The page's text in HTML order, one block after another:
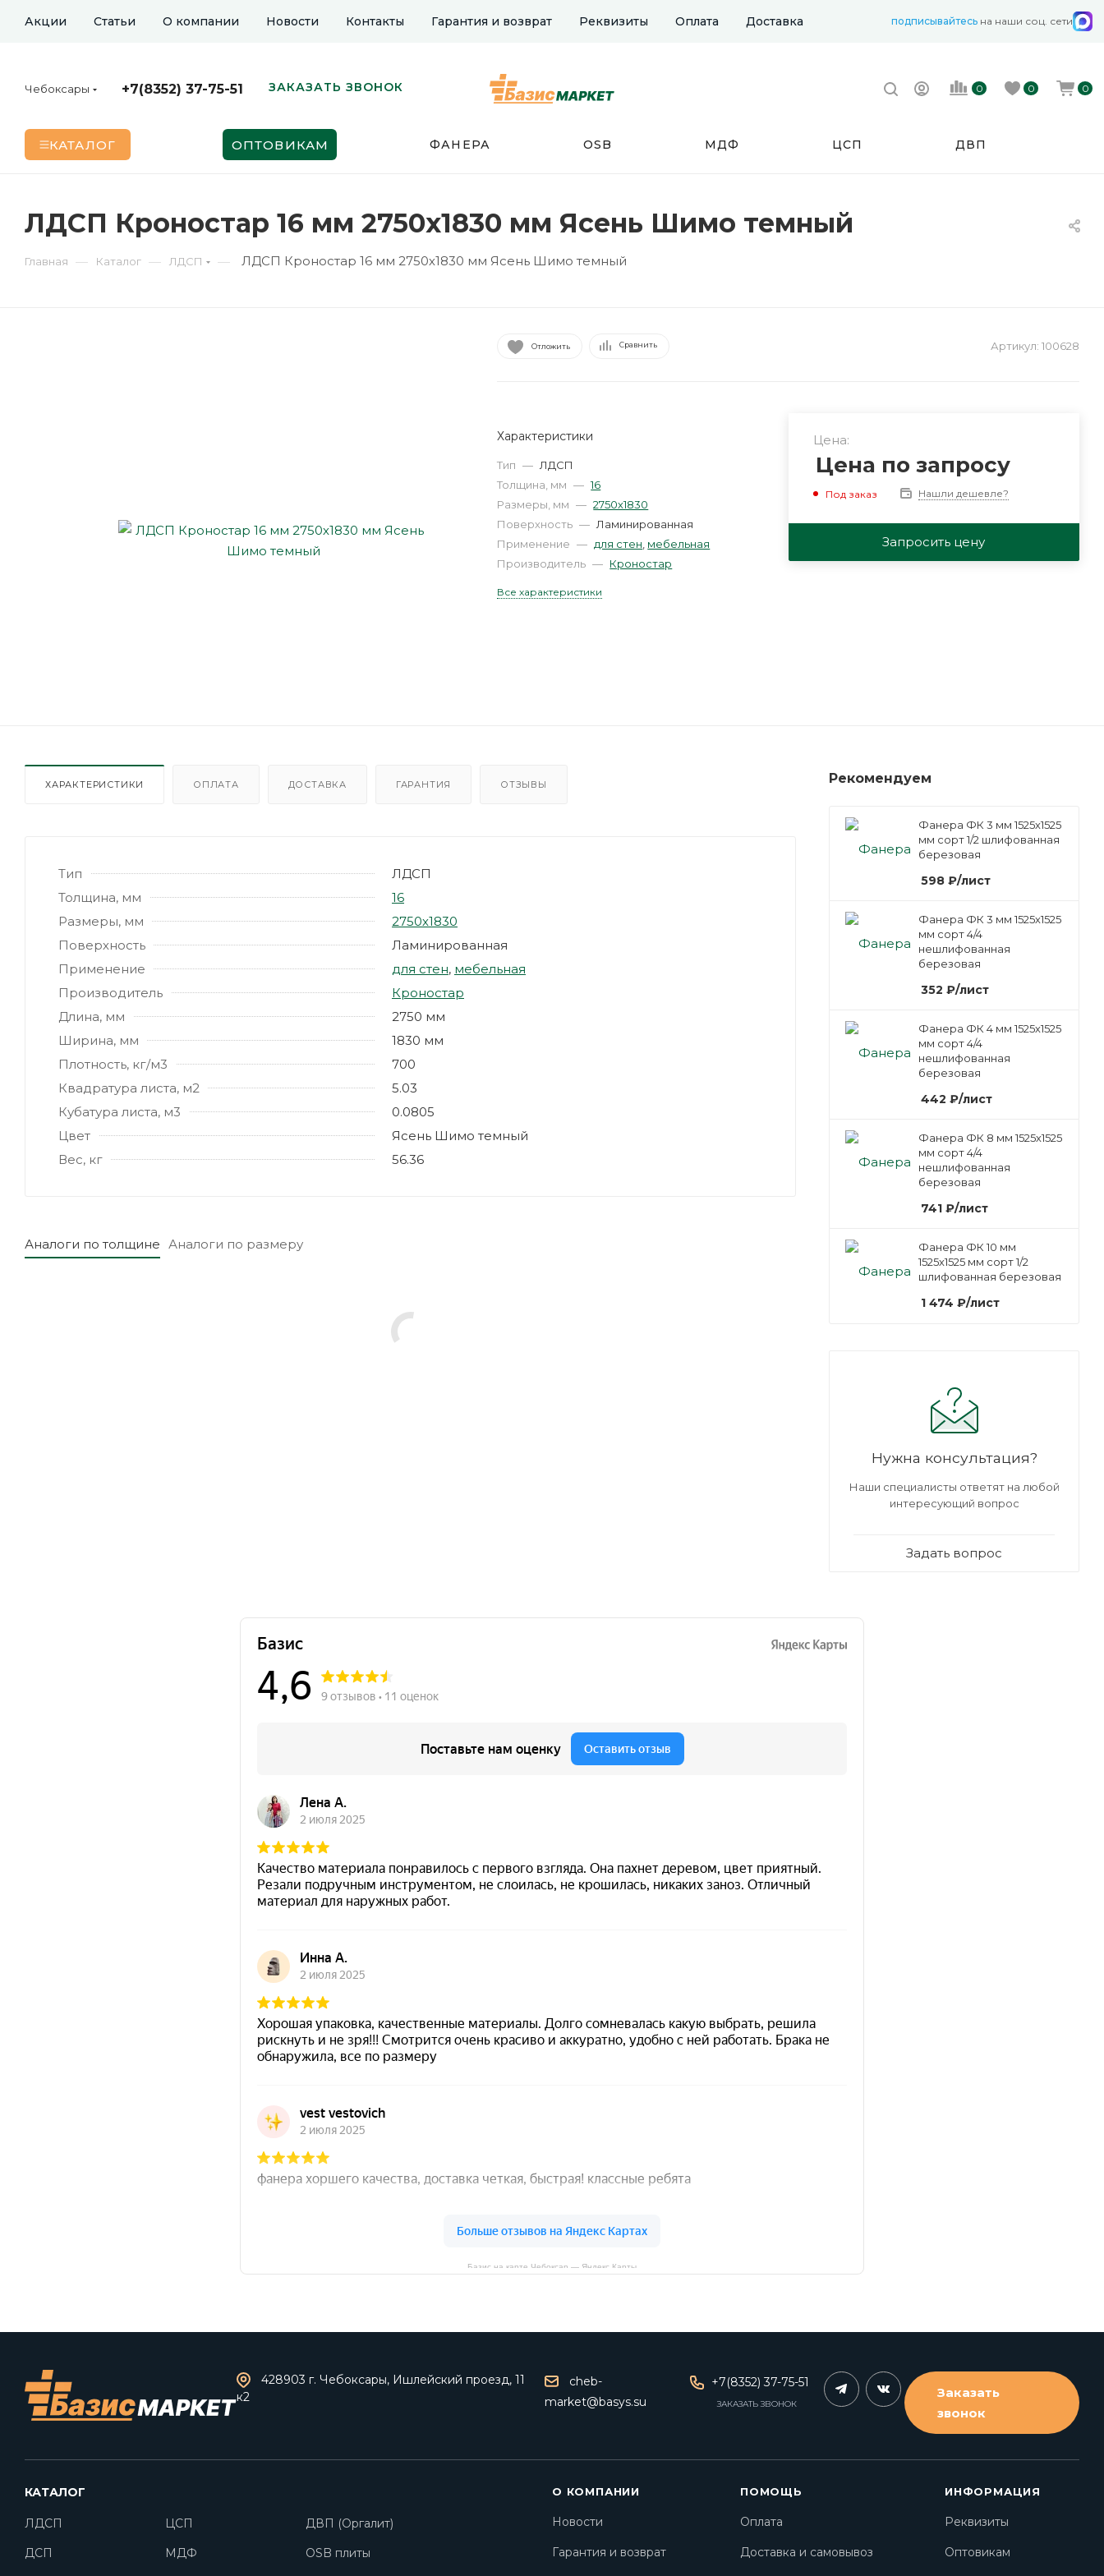
Акции Статьи О компании Новости Контакты Гарантия и возврат Реквизиты Оплата Доставка подписывайтесь на наши соц. сети
Чебоксары +7(8352) 37-75-51 ЗАКАЗАТЬ ЗВОНОК 0 0 0
КАТАЛОГ ОПТОВИКАМ ФАНЕРА OSB МДФ ЦСП ДВП
ЛДСП Кроностар 16 мм 2750х1830 мм Ясень Шимо темный
Главная — Каталог — ЛДСП — ЛДСП Кроностар 16 мм 2750х1830 мм Ясень Шимо темный
Отложить Сравнить Артикул: 100628
Характеристики
Тип — ЛДСП
Толщина, мм — 16
Размеры, мм — 2750х1830
Поверхность — Ламинированная
Применение — для стен мебельная
Производитель — Кроностар
Все характеристики
Цена:
Цена по запросу
Под заказ Нашли дешевле?
Запросить цену
ХАРАКТЕРИСТИКИ ОПЛАТА ДОСТАВКА ГАРАНТИЯ ОТЗЫВЫ
Тип
ЛДСП
Толщина, мм
16
Размеры, мм
2750х1830
Поверхность
Ламинированная
Применение
для стен, мебельная
Производитель
Кроностар
Длина, мм
2750 мм
Ширина, мм
1830 мм
Плотность, кг/м3
700
Квадратура листа, м2
5.03
Кубатура листа, м3
0.0805
Цвет
Ясень Шимо темный
Вес, кг
56.36
Аналоги по толщине Аналоги по размеру
Рекомендуем
Фанера ФК 3 мм 1525х1525
мм сорт 1/2 шлифованная
березовая
598 ₽/лист
Фанера ФК 3 мм 1525х1525
мм сорт 4/4
нешлифованная
березовая
352 ₽/лист
Фанера ФК 4 мм 1525х1525
мм сорт 4/4
нешлифованная
березовая
442 ₽/лист
Фанера ФК 8 мм 1525х1525
мм сорт 4/4
нешлифованная
березовая
741 ₽/лист
Фанера ФК 10 мм
1525х1525 мм сорт 1/2
шлифованная березовая
1 474 ₽/лист
Нужна консультация?
Наши специалисты ответят на любой
интересующий вопрос
Задать вопрос
Базис на карте Чебоксар — Яндекс Карты
428903 г. Чебоксары, Ишлейский проезд, 11
к2
cheb-
market@basys.su
+7(8352) 37-75-51
ЗАКАЗАТЬ ЗВОНОК
Заказать
звонок
КАТАЛОГ
ЛДСП ЦСП
ДВП (Оргалит)
ДСП
МДФ
OSB плиты
О КОМПАНИИ
Новости
Гарантия и возврат
ПОМОЩЬ
Оплата
Доставка и самовывоз
ИНФОРМАЦИЯ
Реквизиты
Оптовикам